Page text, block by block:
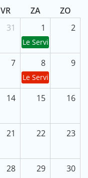
VR ZA
ZO
31 1
Le Service public
2
7 8
Le Service public
9
14 15 16
21 22 23
28 29 30